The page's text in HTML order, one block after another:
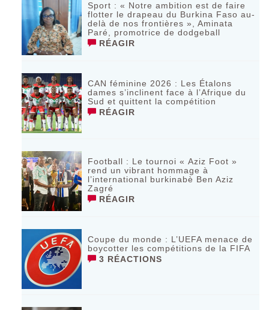
Sport : « Notre ambition est de faire
flotter le drapeau du Burkina Faso au-
delà de nos frontières », Aminata
Paré, promotrice de dodgeball
RÉAGIR
CAN féminine 2026 : Les Étalons
dames s’inclinent face à l’Afrique du
Sud et quittent la compétition
RÉAGIR
Football : Le tournoi « Aziz Foot »
rend un vibrant hommage à
l’international burkinabè Ben Aziz
Zagré
RÉAGIR
Coupe du monde : L’UEFA menace de
boycotter les compétitions de la FIFA
3 RÉACTIONS